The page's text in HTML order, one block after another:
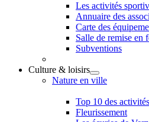
Les activités
Annuaire des
Carte des
Salle de remise en
Subventions
Culture & loisirs
Nature en ville
Top 10 des
Fleurissement